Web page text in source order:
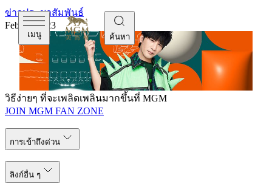
เมนู ค้นหา
ข่าวประชาสัมพันธ์
Feb 28, 2023
วิธีง่ายๆ ที่จะเพลิดเพลินมากขึ้นที่ MGM
JOIN MGM FAN ZONE
การเข้าถึงด่วน
ลิงก์อื่น ๆ